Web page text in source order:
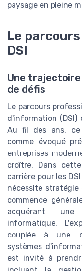
paysage en pleine
Le
DSI
Une trajectoire
de défis
Le parcours
d'information (DSI)
Au fil des ans, ce
comme évoqué
entreprises
croître. Dans
carrière pour les
nécessite stratégie
commence
acquérant
informatique.
couplée à une
systèmes
est invité à